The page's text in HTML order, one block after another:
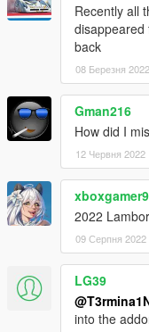
Recently all
disappeared
back
08 Березня 2022
Gman216
How did I
12 Червня 2022
2022
09 Серпня 2022
LG39
into the